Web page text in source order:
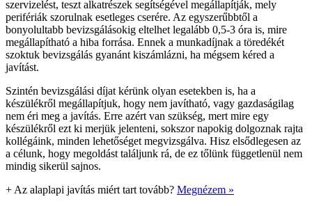
szervizelést, teszt alkatrészek segítségével megállapítják, mely
perifériák szorulnak esetleges cserére. Az egyszerűbbtől a
bonyolultabb bevizsgálásokig eltelhet legalább 0,5-3 óra is, mire
megállapítható a hiba forrása. Ennek a munkadíjnak a töredékét
szoktuk bevizsgálás gyanánt kiszámlázni, ha mégsem kéred a
javítást.
Szintén bevizsgálási díjat kérünk olyan esetekben is, ha a
készülékről megállapítjuk, hogy nem javítható, vagy gazdaságilag
nem éri meg a javítás. Erre azért van szükség, mert mire egy
készülékről ezt ki merjük jelenteni, sokszor napokig dolgoznak rajta
kollégáink, minden lehetőséget megvizsgálva. Hisz elsődlegesen az
a célunk, hogy megoldást találjunk rá, de ez tőlünk függetlenül nem
mindig sikerül sajnos.
+ Az alaplapi javítás miért tart tovább? Megnézem »